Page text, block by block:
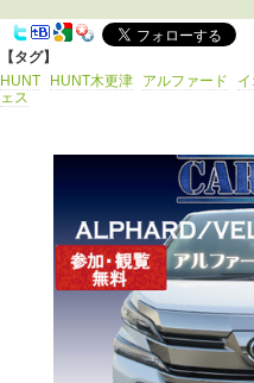
【タグ】
HUNT
HUNT木更津 アルファード
ェス